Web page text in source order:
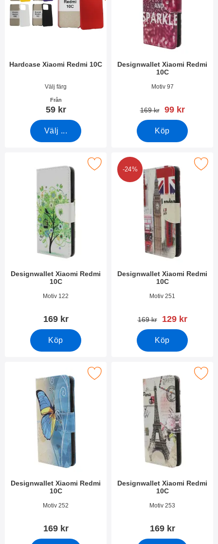
Hardcase Xiaomi Redmi 10C
Art. nr 44360Välj färg
Från
59 kr
Välj ...
Designwallet Xiaomi Redmi
10C
Art. nr 44359Motiv 97
tidigare pris
169 kr rea pris
99 kr
Köp
Designwallet Xiaomi Redmi
10C
Art. nr 44358Motiv 122
169 kr
Köp
Makera designwallet Xiaomi Redmi 10C som favorit
-24%
Designwallet Xiaomi Redmi
10C
Art. nr 44357Motiv 251
tidigare pris
169 kr rea pris
129 kr
Köp
Makera designwallet Xiaomi
Designwallet Xiaomi Redmi
10C
Art. nr 44356Motiv 252
169 kr
Makera designwallet Xiaomi Redmi 10C som favorit
Designwallet Xiaomi Redmi
10C
Art. nr 44355Motiv 253
169 kr
Makera designwallet Xiaomi